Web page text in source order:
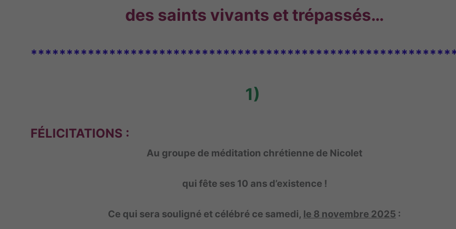
des saints vivants et trépassés…
1)
FÉLICITATIONS :
Au groupe de méditation chrétienne de Nicolet
qui fête ses 10 ans d’existence !
Ce qui sera souligné et célébré ce samedi, le 8 novembre 2025 :